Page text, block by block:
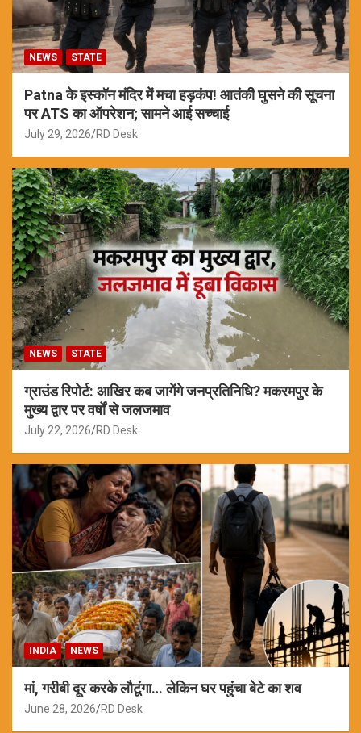
NEWS STATE
Patna के इस्कॉन मंदिर में मचा हड़कंप! आतंकी घुसने की सूचना
पर ATS का ऑपरेशन; सामने आई सच्चाई
July 29, 2026 RD Desk
NEWS STATE
ग्राउंड रिपोर्ट: आखिर कब जागेंगे जनप्रतिनिधि? मकरमपुर के
मुख्य द्वार पर वर्षों से जलजमाव
July 22, 2026 RD Desk
INDIA NEWS
मां, गरीबी दूर करके लौटूंगा… लेकिन घर पहुंचा बेटे का शव
June 28, 2026 RD Desk